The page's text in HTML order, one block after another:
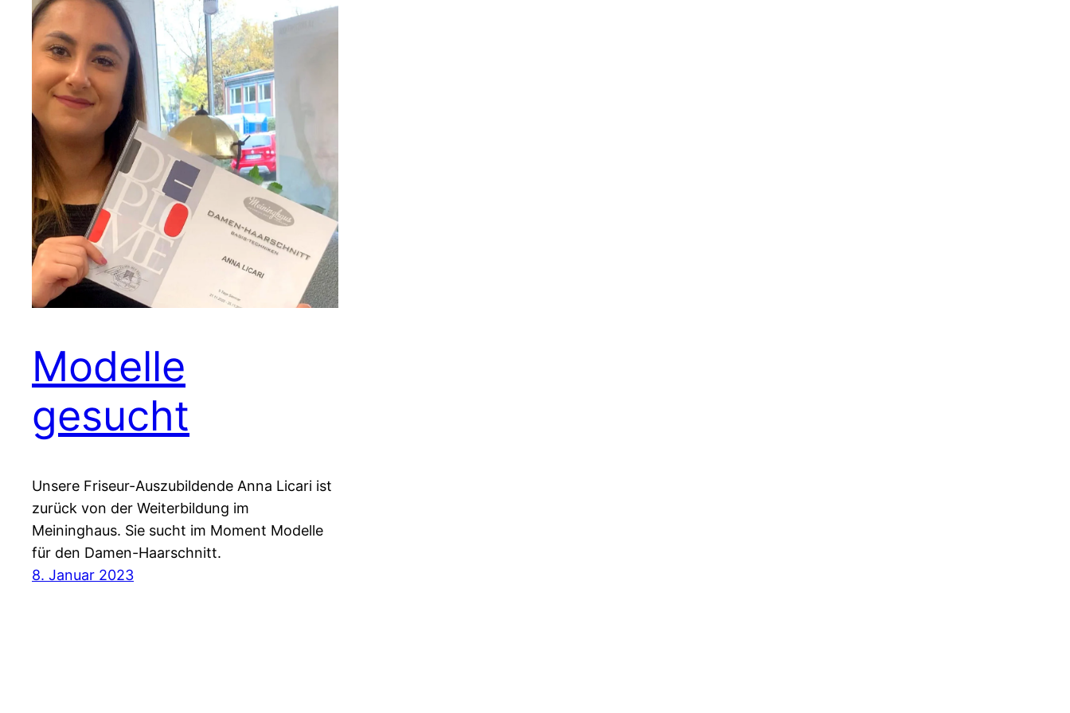
Modelle
gesucht
Unsere Friseur-Auszubildende Anna Licari ist
zurück von der Weiterbildung im
Meininghaus. Sie sucht im Moment Modelle
für den Damen-Haarschnitt.
8. Januar 2023